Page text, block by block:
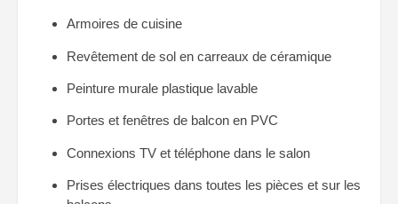
Armoires de cuisine
Revêtement de sol en carreaux de céramique
Peinture murale plastique lavable
Portes et fenêtres de balcon en PVC
Connexions TV et téléphone dans le salon
Prises électriques dans toutes les pièces et sur les